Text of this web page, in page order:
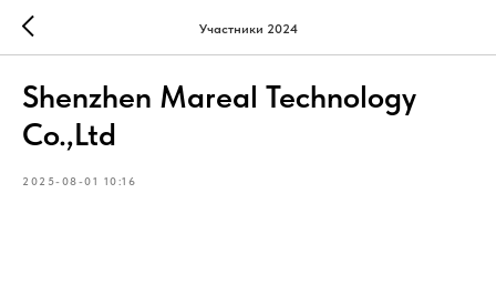
Участники 2024
Shenzhen Mareal Technology
Co.,Ltd
2025-08-01 10:16